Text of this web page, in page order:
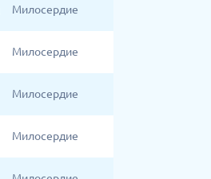
Милосердие
Милосердие
Милосердие
Милосердие